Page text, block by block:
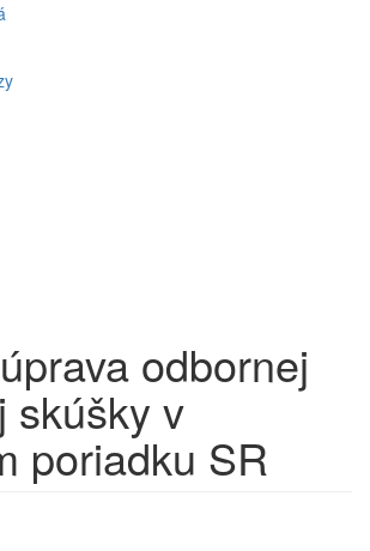
odbornej
skúšky v
poriadku SR